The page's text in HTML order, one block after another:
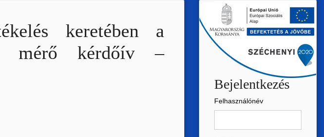
keretében a
mérő kérdőív –
Bejelentkezés
Felhasználónév